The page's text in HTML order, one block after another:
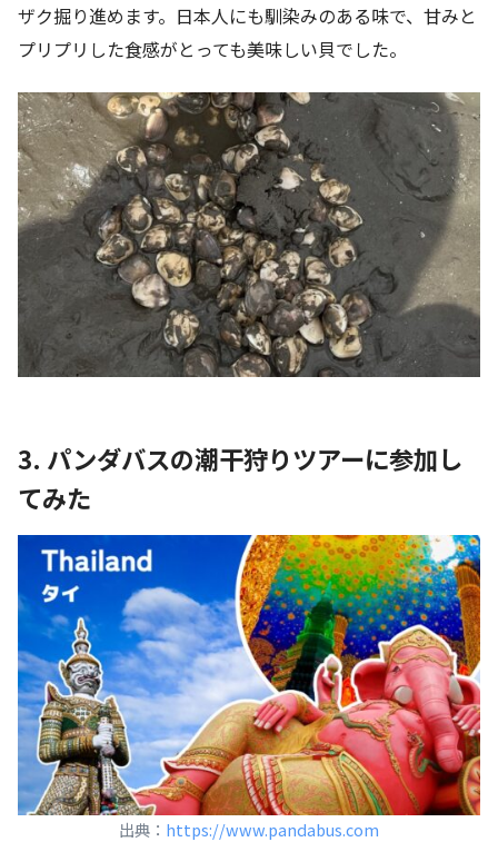
ザク掘り進めます。日本人にも馴染みのある味で、甘みと
プリプリした食感がとっても美味しい貝でした。
3. パンダバスの潮干狩りツアーに参加し
てみた
出典： https://www.pandabus.com